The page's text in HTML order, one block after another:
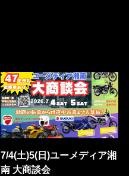
7/4(土)5(日)ユーメディア湘
南 大商談会